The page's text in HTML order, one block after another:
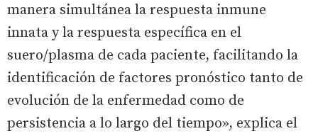
manera simultánea la respuesta inmune
innata y la respuesta específica en el
suero/plasma de cada paciente, facilitando la
identificación de factores pronóstico tanto de
evolución de la enfermedad como de
persistencia a lo largo del tiempo», explica el